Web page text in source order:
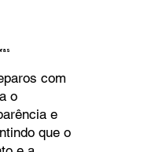
com
o
e
que o